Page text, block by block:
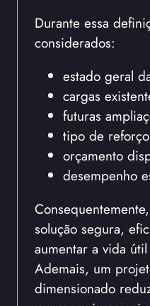
Durante essa
considerados:
estado geral
cargas
futuras
tipo de
orçamento
desempenho
solução segura,
aumentar a vida
Ademais, um
dimensionado